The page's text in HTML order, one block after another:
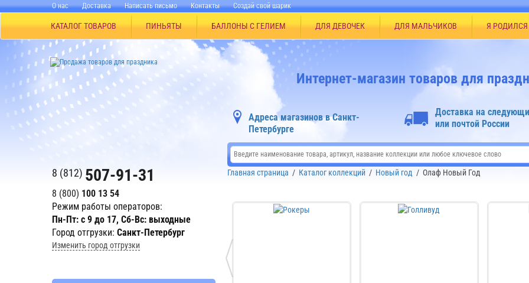
О нас Доставка Написать письмо Контакты Создай свой шарик
КАТАЛОГ ТОВАРОВ ПИНЬЯТЫ БАЛЛОНЫ С ГЕЛИЕМ ДЛЯ ДЕВОЧЕК ДЛЯ МАЛЬЧИКОВ Я РОДИЛСЯ
8 (812) 507-91-31
8 (800) 100 13 54
Режим работы операторов:
Пн-Пт: с 9 до 17, Сб-Вс: выходные
Город отгрузки: Санкт-Петербург
Изменить город отгрузки
Интернет-магазин товаров для
Адреса магазинов в Санкт-
Петербурге
Доставка на
или почтой России
Главная страница / Каталог коллекций / Новый год / Олаф Новый Год